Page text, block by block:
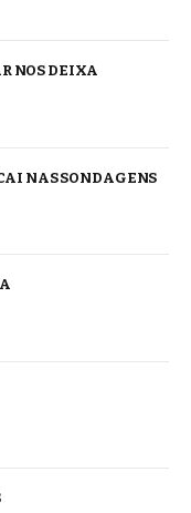
NOS DEIXA
NAS SONDAGENS